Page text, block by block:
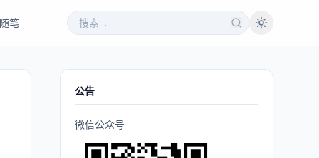
随笔
公告
微信公众号